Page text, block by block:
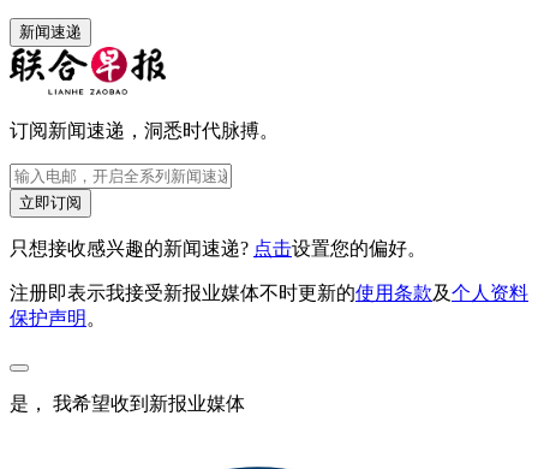
新闻速递
订阅新闻速递，洞悉时代脉搏。
立即订阅
只想接收感兴趣的新闻速递? 点击设置您的偏好。
注册即表示我接受新报业媒体不时更新的使用条款及个人资料
保护声明 。
是， 我希望收到新报业媒体